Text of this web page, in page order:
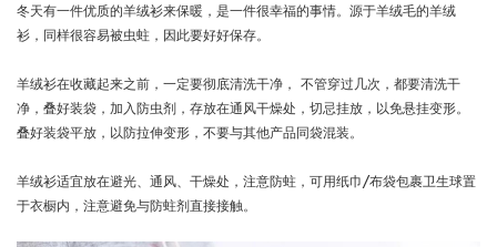
冬天有一件优质的羊绒衫来保暖，是一件很幸福的事情。源于羊绒毛的羊绒
衫，同样很容易被虫蛀，因此要好好保存。
羊绒衫在收藏起来之前，一定要彻底清洗干净， 不管穿过几次，都要清洗干
净，叠好装袋，加入防虫剂，存放在通风干燥处，切忌挂放，以免悬挂变形。
叠好装袋平放，以防拉伸变形，不要与其他产品同袋混装。
羊绒衫适宜放在避光、通风、干燥处，注意防蛀，可用纸巾/布袋包裹卫生球置
于衣橱内，注意避免与防蛀剂直接接触。